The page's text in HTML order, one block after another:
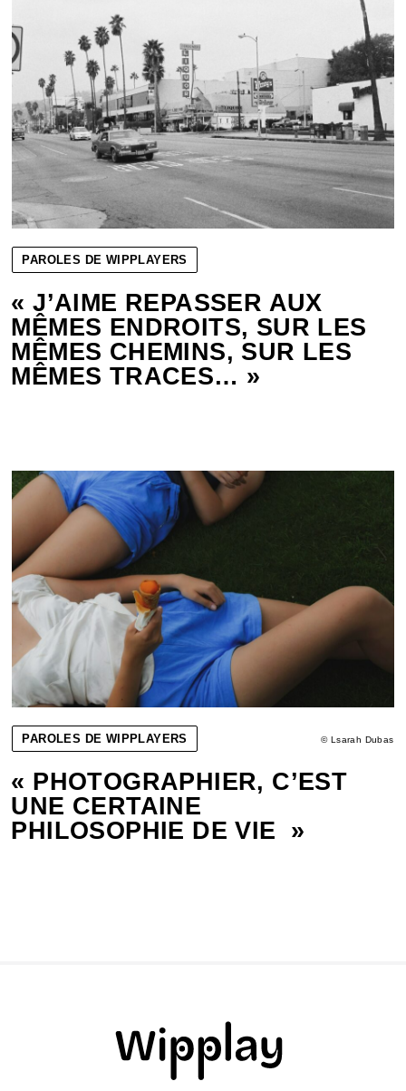
PAROLES DE WIPPLAYERS
« J’AIME REPASSER AUX
MÊMES ENDROITS, SUR LES
MÊMES CHEMINS, SUR LES
MÊMES TRACES… »
© Lsarah Dubas
PAROLES DE WIPPLAYERS
« PHOTOGRAPHIER, C’EST
UNE CERTAINE
PHILOSOPHIE DE VIE »